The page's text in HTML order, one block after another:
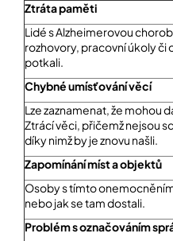
POZNEJTE
&
ZAŽIJTE,
CO
SE
PRÁVĚ
DĚJE
VAŠE
SLOVA,
NAŠE
INSPIRACE
ZÁBAVA,
KTERÁ
POSÍLÍ
PAMĚŤ
Ztráta paměti
Lidé s Alzheimerovou
rozhovory, pracovní úkoly či
potkali.
Chybné umísťování věcí
Lze zaznamenat, že mohou
Ztrácí věci, přičemž nejsou
díky nimž by je znovu
Zapomínání míst a objektů
Osoby s tímto
nebo jak se tam
Problém s označováním
?
HLEDAT
D
o
p
o